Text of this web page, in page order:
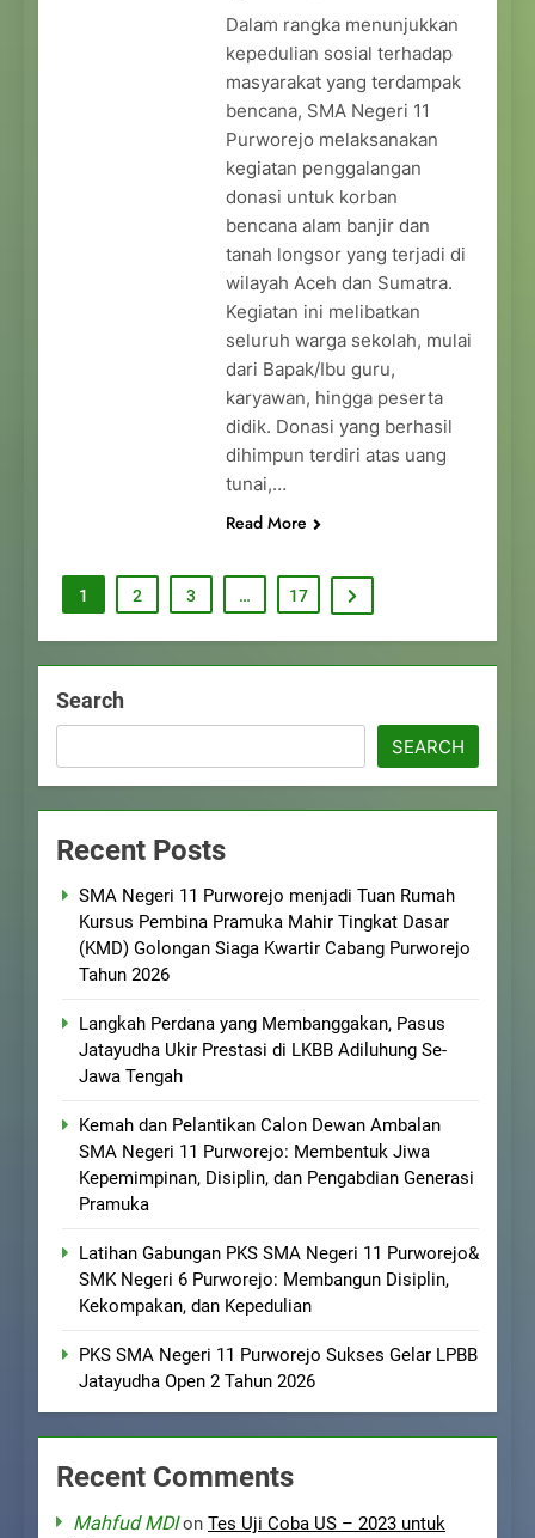
Dalam rangka menunjukkan
kepedulian sosial terhadap
masyarakat yang terdampak
bencana, SMA Negeri 11
Purworejo melaksanakan
kegiatan penggalangan
donasi untuk korban
bencana alam banjir dan
tanah longsor yang terjadi di
wilayah Aceh dan Sumatra.
Kegiatan ini melibatkan
seluruh warga sekolah, mulai
dari Bapak/Ibu guru,
karyawan, hingga peserta
didik. Donasi yang berhasil
dihimpun terdiri atas uang
tunai,…
Read More
1 2 3 … 17
Search
SEARCH
Recent Posts
SMA Negeri 11 Purworejo menjadi Tuan Rumah
Kursus Pembina Pramuka Mahir Tingkat Dasar
(KMD) Golongan Siaga Kwartir Cabang Purworejo
Tahun 2026
Langkah Perdana yang Membanggakan, Pasus
Jatayudha Ukir Prestasi di LKBB Adiluhung Se-
Jawa Tengah
Kemah dan Pelantikan Calon Dewan Ambalan
SMA Negeri 11 Purworejo: Membentuk Jiwa
Kepemimpinan, Disiplin, dan Pengabdian Generasi
Pramuka
Latihan Gabungan PKS SMA Negeri 11 Purworejo&
SMK Negeri 6 Purworejo: Membangun Disiplin,
Kekompakan, dan Kepedulian
PKS SMA Negeri 11 Purworejo Sukses Gelar LPBB
Jatayudha Open 2 Tahun 2026
Recent Comments
Mahfud MDIon Tes Uji Coba US – 2023 untuk